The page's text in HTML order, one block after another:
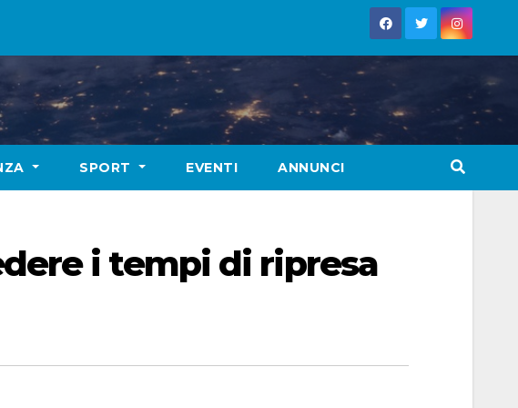
SPORT EVENTI ANNUNCI
i tempi di ripresa